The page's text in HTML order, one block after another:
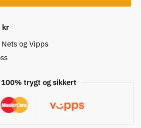
kr
og Vipps
trygt og sikkert